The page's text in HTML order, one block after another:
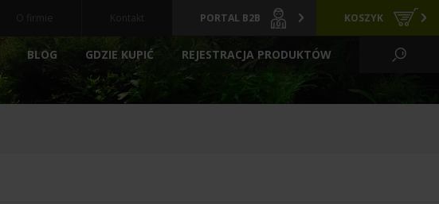
O firmie Kontakt PORTAL B2B KOSZYK
OCZKO WODNE I OGRÓD
NOWOŚCI GRZAŁKI ARCHIWALNE
BLOG GDZIE KUPIĆ REJESTRACJA PRODUKTÓW